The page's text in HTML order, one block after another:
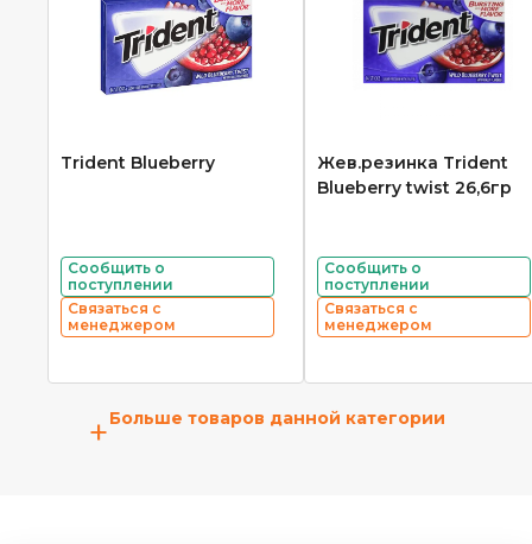
Trident Blueberry
Сообщить о
поступлении
Связаться с
менеджером
Жев.резинка Trident
Blueberry twist 26,6гр
Сообщить о
поступлении
Связаться с
менеджером
+Больше товаров данной категории